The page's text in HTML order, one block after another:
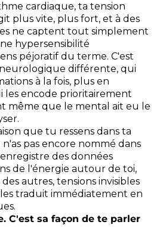
cardiaque, ta tension
plus vite, plus fort, et à des
ne captent tout simplement
hypersensibilité
péjoratif du terme. C'est
différente, qui
à la fois, plus en
les encode prioritairement
même que le mental ait eu le
que tu ressens dans ta
pas encore nommé dans
des données
de l'énergie autour de toi,
autres, tensions invisibles
traduit immédiatement en
C'est sa façon de te parler